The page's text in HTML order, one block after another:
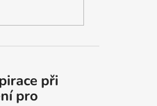
při
pro